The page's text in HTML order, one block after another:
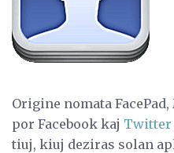
Origine nomata
por Facebook kaj Twitter
tiuj, kiuj deziras solan